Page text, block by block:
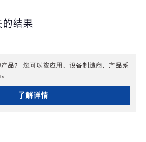
结果
品？ 您可以按应用、设备制造商、产品系
了解详情